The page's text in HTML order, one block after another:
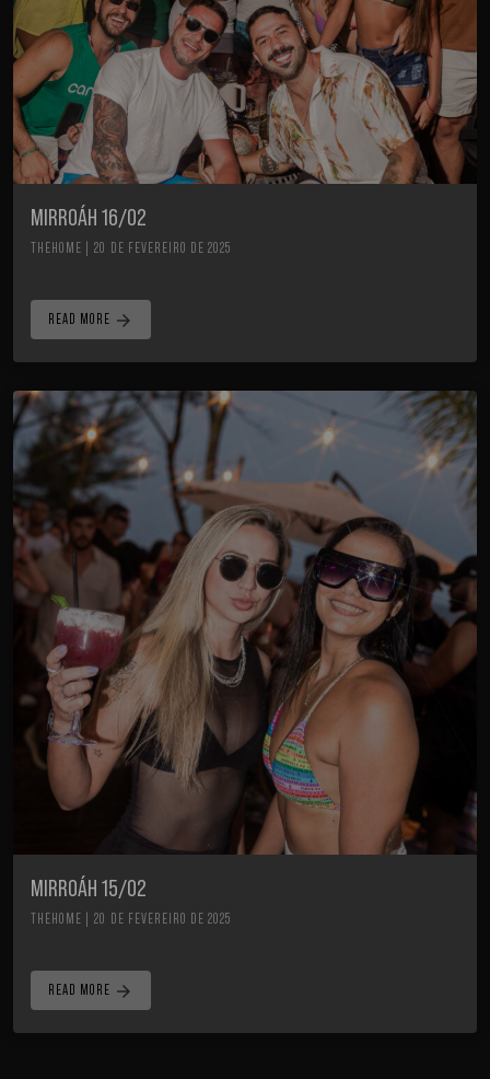
MIRROÁH 16/02
THEHOME | 20 DE FEVEREIRO DE 2025
READ MORE arrow_forward
MIRROÁH 15/02
THEHOME | 20 DE FEVEREIRO DE 2025
READ MORE arrow_forward